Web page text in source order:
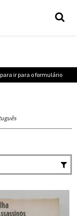
0
ir para o formulário